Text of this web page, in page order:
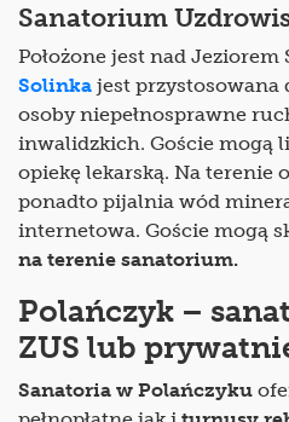
Sanatorium
Położone jest nad Jeziorem
Solinka jest przystosowana
osoby niepełnosprawne
inwalidzkich. Goście mogą
opiekę lekarską. Na terenie
ponadto pijalnia wód
internetowa. Goście mogą
na terenie sanatorium.
Polańczyk –
ZUS lub
Sanatoria w Polańczyku